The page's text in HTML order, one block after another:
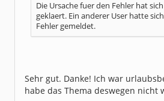
Die Ursache fuer den Fehler hat
geklaert. Ein anderer User hatte
Fehler gemeldet.
Sehr gut. Danke! Ich war
habe das Thema deswegen nicht